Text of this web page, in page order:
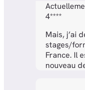
4****
Mais, j’ai
stages/
France. Il
nouveau